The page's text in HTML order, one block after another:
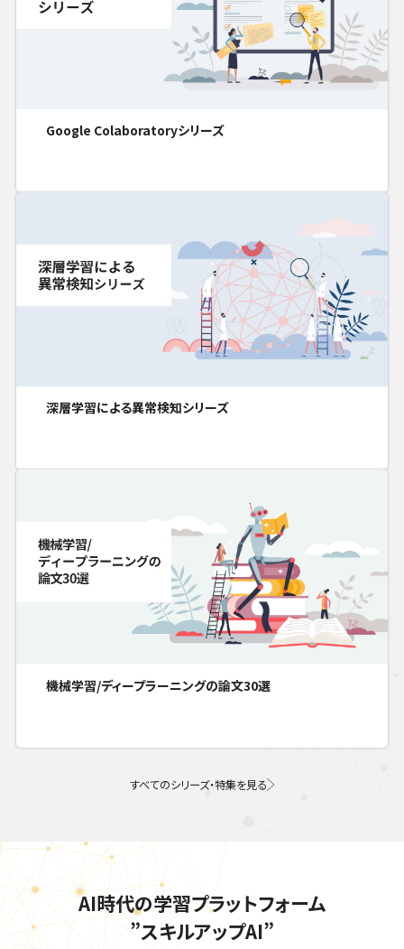
Google Colaboratoryシリーズ
深層学習による異常検知シリーズ
機械学習/ディープラーニングの論文30選
すべてのシリーズ・特集を見る
AI時代の学習プラットフォーム
”スキルアップAI”